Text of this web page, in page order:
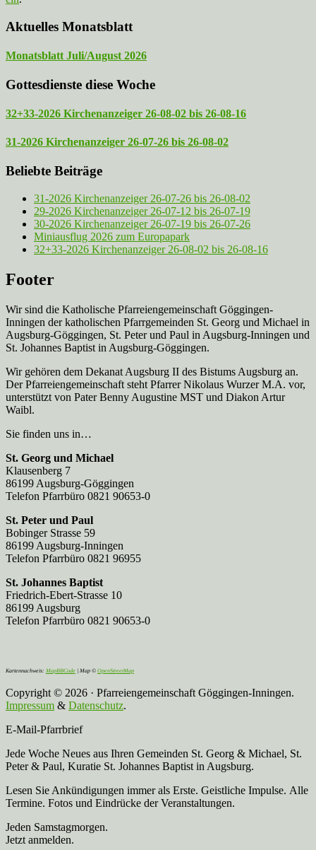
Aktuelles Monatsblatt
Monatsblatt Juli/August 2026
Gottesdienste diese Woche
32+33-2026 Kirchenanzeiger 26-08-02 bis 26-08-16
31-2026 Kirchenanzeiger 26-07-26 bis 26-08-02
Beliebte Beiträge
31-2026 Kirchenanzeiger 26-07-26 bis 26-08-02
29-2026 Kirchenanzeiger 26-07-12 bis 26-07-19
30-2026 Kirchenanzeiger 26-07-19 bis 26-07-26
Miniausflug 2026 zum Europapark
32+33-2026 Kirchenanzeiger 26-08-02 bis 26-08-16
Footer
Wir sind die Katholische Pfarreien­gemeinschaft Göggingen-
Inningen der katholischen Pfarrgemeinden St. Georg und Michael in
Augsburg-Göggingen, St. Peter und Paul in Augsburg-Inningen und
St. Johannes Baptist in Augsburg-Göggingen.
Wir gehören dem Dekanat Augsburg II des Bistums Augsburg an.
Der Pfarreien­gemeinschaft steht Pfarrer Nikolaus Wurzer M.A. vor,
unterstützt von Pater Benny Augustine MST und Diakon Artur
Waibl.
Sie finden uns in…
St. Georg und Michael
Klausenberg 7
86199 Augsburg-Göggingen
Telefon Pfarrbüro 0821 90653-0
St. Peter und Paul
Bobinger Strasse 59
86199 Augsburg-Inningen
Telefon Pfarrbüro 0821 96955
St. Johannes Baptist
Friedrich-Ebert-Strasse 10
86199 Augsburg
Telefon Pfarrbüro 0821 90653-0
Kartennachweis: MapBBCode | Map © OpenStreetMap
Copyright © 2026 · Pfarreiengemeinschaft Göggingen-Inningen.
Impressum & Datenschutz.
E-Mail-Pfarrbrief
Jede Woche Neues aus Ihren Gemeinden St. Georg & Michael, St.
Peter & Paul, Kuratie St. Johannes Baptist in Augsburg.
Lesen Sie Ankündigungen immer als Erste. Geistliche Impulse. Alle
Termine. Fotos und Eindrücke der Veranstaltungen.
Jeden Samstagmorgen.
Jetzt anmelden.